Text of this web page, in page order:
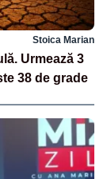
Stoica Marian
Urmează 3
38 de grade